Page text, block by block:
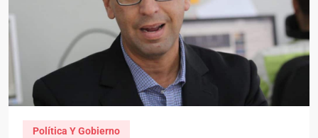
Política Y Gobierno